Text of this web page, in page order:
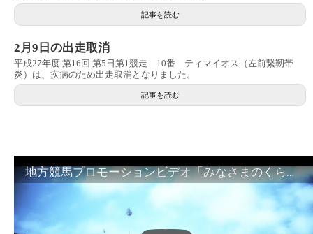
記事を読む
2月9日の出走取消
平成27年度 第16回 第5日第1競走 10番 ティマイオス（左前繋靭帯
炎）は、疾病のため出走取消となりました。
記事を読む
地方競馬プロモーションビデオ「みなさまのくらしのために」30秒篇｜NAR公式